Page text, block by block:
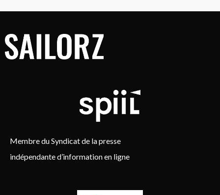
Membre du Syndicat de la presse
indépendante d’information en ligne